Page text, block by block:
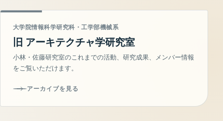
大学院情報科学研究科・工学部機械系
旧 アーキテクチャ学研究室
小林・佐藤研究室のこれまでの活動、研究成果、メンバー情報
をご覧いただけます。
アーカイブを見る